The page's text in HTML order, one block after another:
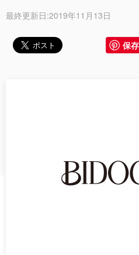
最終更新日:2019年11月13日
保存